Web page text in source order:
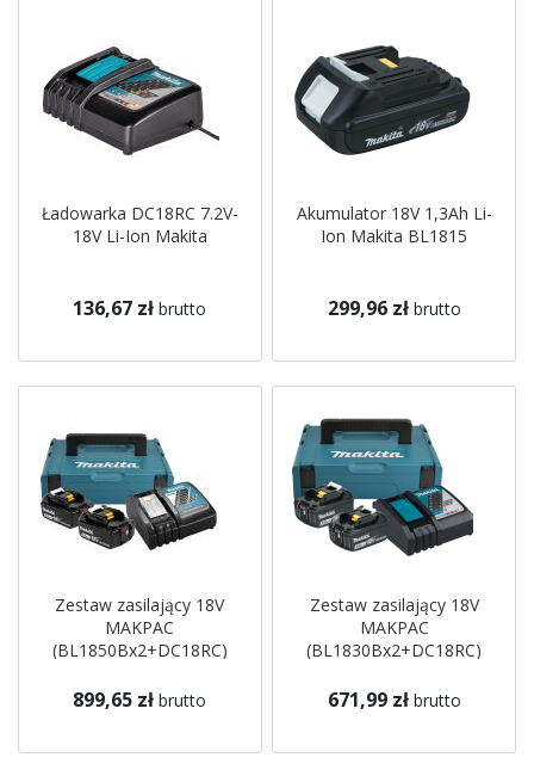
Ładowarka DC18RC 7.2V-
18V Li-Ion Makita
136,67 zł brutto
Akumulator 18V 1,3Ah Li-
Ion Makita BL1815
299,96 zł brutto
Zestaw zasilający 18V
MAKPAC
(BL1850Bx2+DC18RC)
899,65 zł brutto
Zestaw zasilający 18V
MAKPAC
(BL1830Bx2+DC18RC)
671,99 zł brutto